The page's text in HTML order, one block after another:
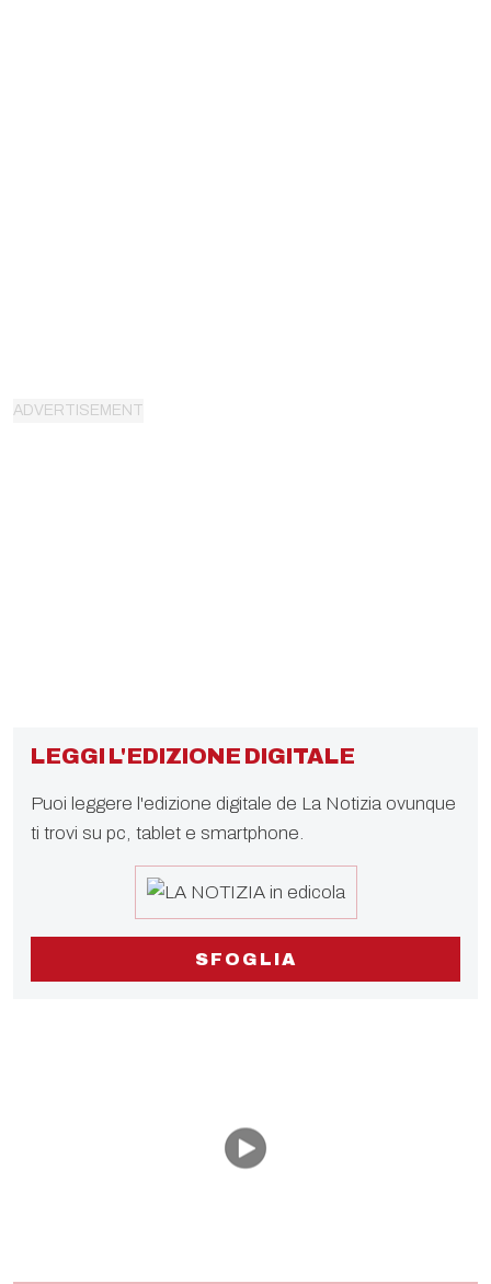
LEGGI L'EDIZIONE DIGITALE
Puoi leggere l'edizione digitale de La Notizia ovunque
ti trovi su pc, tablet e smartphone.
SFOGLIA